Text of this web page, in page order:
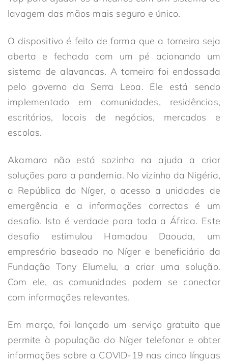
lavagem das mãos mais seguro e único.
O dispositivo é feito de forma que a torneira seja
aberta e fechada com um pé acionando um
sistema de alavancas. A torneira foi endossada
pelo governo da Serra Leoa. Ele está sendo
implementado em comunidades, residências,
escritórios, locais de negócios, mercados e
escolas.
Akamara não está sozinha na ajuda a criar
soluções para a pandemia. No vizinho da Nigéria,
a República do Níger, o acesso a unidades de
emergência e a informações correctas é um
desafio. Isto é verdade para toda a África. Este
desafio estimulou Hamadou Daouda, um
empresário baseado no Níger e beneficiário da
Fundação Tony Elumelu, a criar uma solução.
Com ele, as comunidades podem se conectar
com informações relevantes.
Em março, foi lançado um serviço gratuito que
permite à população do Níger telefonar e obter
informações sobre a COVID-19 nas cinco línguas